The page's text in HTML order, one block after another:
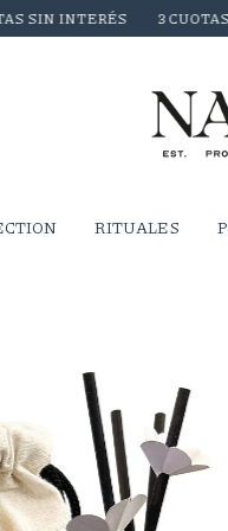
3 CUOTAS SIN
RITUALES